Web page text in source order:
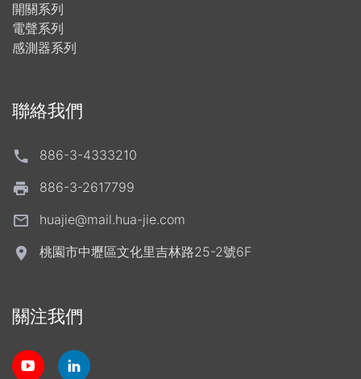
開關系列
電聲系列
感測器系列
聯絡我們
886-3-4333210
886-3-2617799
huajie@mail.hua-jie.com
桃園市中壢區文化里吉林路25-2號6F
關注我們